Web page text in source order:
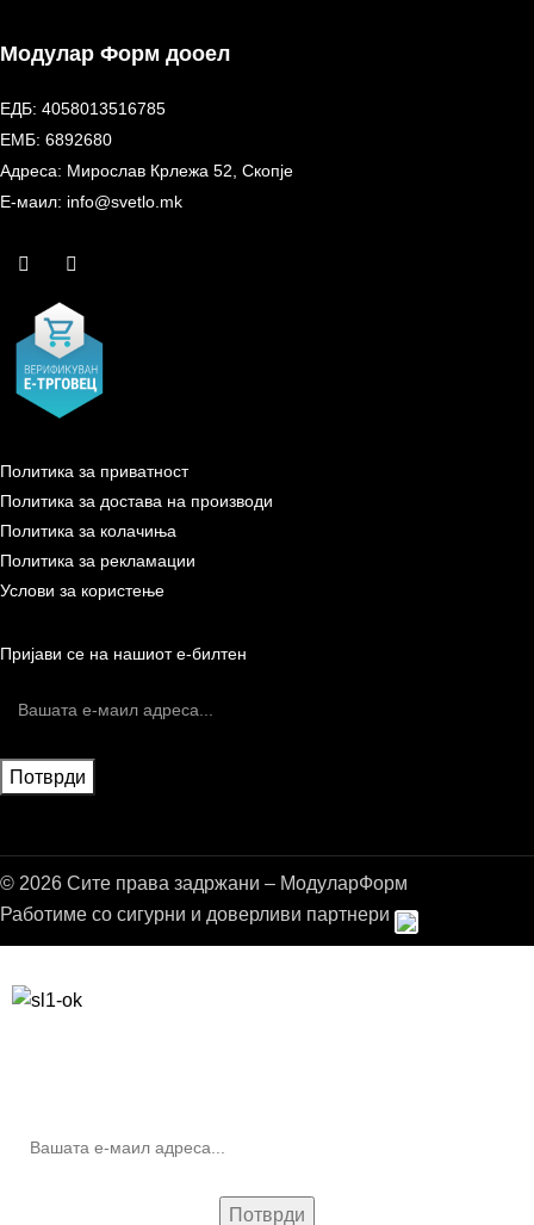
Модулар Форм дооел
ЕДБ: 4058013516785
ЕМБ: 6892680
Адреса: Мирослав Крлежа 52, Скопје
Е-маил: info@svetlo.mk
Политика за приватност
Политика за достава на производи
Политика за колачиња
Политика за рекламации
Услови за користење
Пријави се на нашиот е-билтен
© 2026 Сите права задржани – МодуларФорм
Работиме со сигурни и доверливи партнери